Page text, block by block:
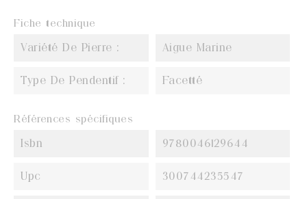
Fiche technique
Variété De Pierre : Aigue Marine
Type De Pendentif : Facetté
Références spécifiques
Isbn 9780046129644
Upc 300744235547